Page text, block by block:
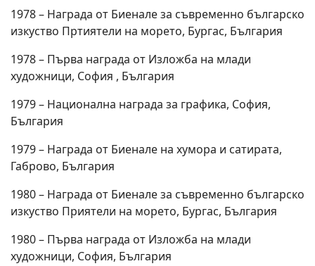
1978 – Награда от Биенале за съвременно българско
изкуство Пртиятели на морето, Бургас, България
1978 – Първа награда от Изложба на млади
художници, София , България
1979 – Национална награда за графика, София,
България
1979 – Награда от Биенале на хумора и сатирата,
Габрово, България
1980 – Награда от Биенале за съвременно българско
изкуство Приятели на морето, Бургас, България
1980 – Първа награда от Изложба на млади
художници, София, България